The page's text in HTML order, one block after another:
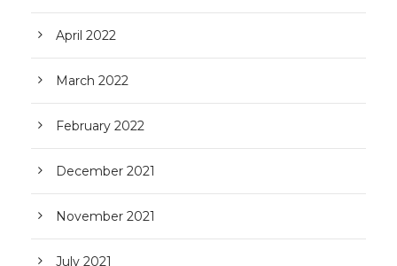
April 2022
March 2022
February 2022
December 2021
November 2021
July 2021